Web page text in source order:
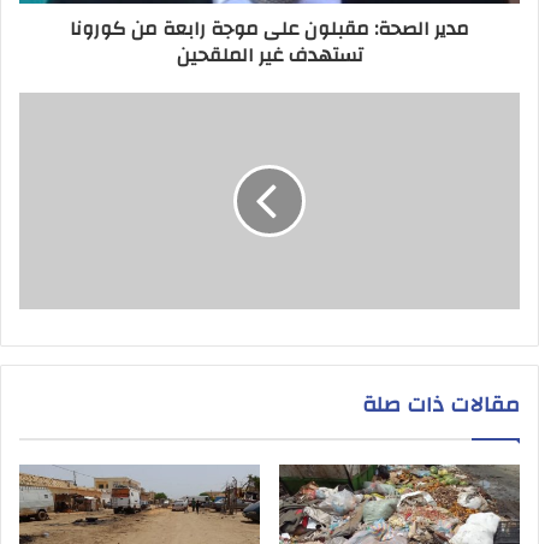
مدير الصحة: مقبلون على موجة رابعة من كورونا
تستهدف غير الملقحين
مقالات ذات صلة